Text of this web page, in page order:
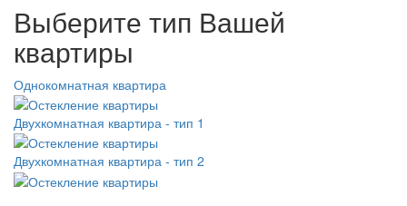
Выберите тип Вашей
квартиры
Однокомнатная квартира
Двухкомнатная квартира - тип 1
Двухкомнатная квартира - тип 2